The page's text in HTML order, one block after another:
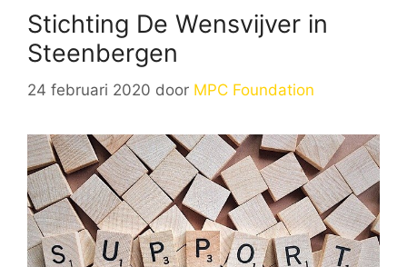
Stichting De Wensvijver in
Steenbergen
24 februari 2020 door MPC Foundation